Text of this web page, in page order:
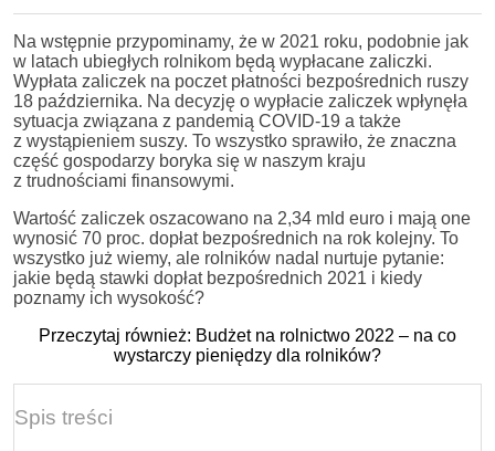
Na wstępnie przypominamy, że w 2021 roku, podobnie jak
w latach ubiegłych rolnikom będą wypłacane zaliczki.
Wypłata zaliczek na poczet płatności bezpośrednich ruszy
18 października. Na decyzję o wypłacie zaliczek wpłynęła
sytuacja związana z pandemią COVID-19 a także
z wystąpieniem suszy. To wszystko sprawiło, że znaczna
część gospodarzy boryka się w naszym kraju
z trudnościami finansowymi.
Wartość zaliczek oszacowano na 2,34 mld euro i mają one
wynosić 70 proc. dopłat bezpośrednich na rok kolejny. To
wszystko już wiemy, ale rolników nadal nurtuje pytanie:
jakie będą stawki dopłat bezpośrednich 2021 i kiedy
poznamy ich wysokość?
Przeczytaj również: Budżet na rolnictwo 2022 – na co
wystarczy pieniędzy dla rolników?
Spis treści